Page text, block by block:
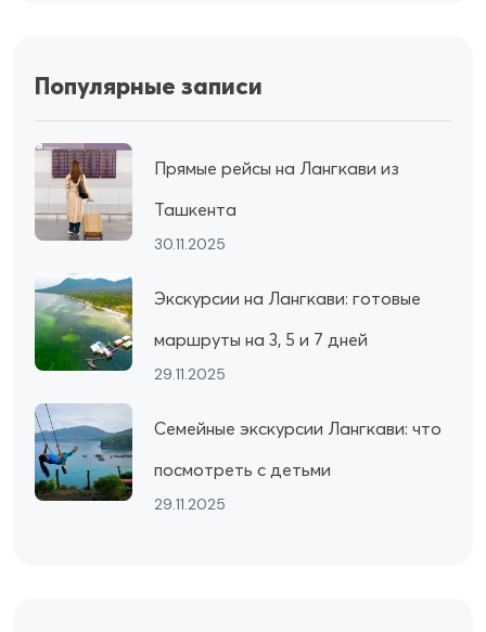
Популярные записи
Прямые рейсы на Лангкави из
Ташкента
30.11.2025
Экскурсии на Лангкави: готовые
маршруты на 3, 5 и 7 дней
29.11.2025
Семейные экскурсии Лангкави: что
посмотреть с детьми
29.11.2025